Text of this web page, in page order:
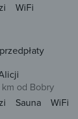
WiFi
od Bobry
Sauna
WiFi